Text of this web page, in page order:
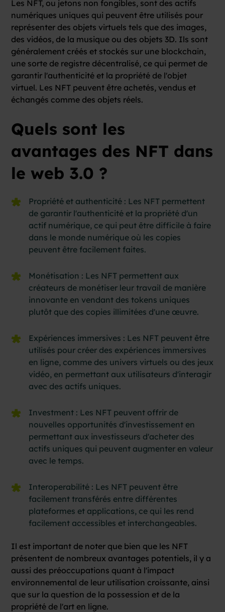
Les NFT, ou jetons non fongibles, sont des actifs
numériques uniques qui peuvent être utilisés pour
représenter des objets virtuels tels que des images,
des vidéos, de la musique ou des objets 3D. Ils sont
généralement créés et stockés sur une blockchain,
une sorte de registre décentralisé, ce qui permet de
garantir l'authenticité et la propriété de l'objet
virtuel. Les NFT peuvent être achetés, vendus et
échangés comme des objets réels.
Quels sont les
avantages des NFT dans
le web 3.0 ?
Propriété et authenticité : Les NFT permettent
de garantir l'authenticité et la propriété d'un
actif numérique, ce qui peut être difficile à faire
dans le monde numérique où les copies
peuvent être facilement faites.
Monétisation : Les NFT permettent aux
créateurs de monétiser leur travail de manière
innovante en vendant des tokens uniques
plutôt que des copies illimitées d'une œuvre.
Expériences immersives : Les NFT peuvent être
utilisés pour créer des expériences immersives
en ligne, comme des univers virtuels ou des jeux
vidéo, en permettant aux utilisateurs d'interagir
avec des actifs uniques.
Investment : Les NFT peuvent offrir de
nouvelles opportunités d'investissement en
permettant aux investisseurs d'acheter des
actifs uniques qui peuvent augmenter en valeur
avec le temps.
Interoperabilité : Les NFT peuvent être
facilement transférés entre différentes
plateformes et applications, ce qui les rend
facilement accessibles et interchangeables.
Il est important de noter que bien que les NFT
présentent de nombreux avantages potentiels, il y a
aussi des préoccupations quant à l'impact
environnemental de leur utilisation croissante, ainsi
que sur la question de la possession et de la
propriété de l'art en ligne.